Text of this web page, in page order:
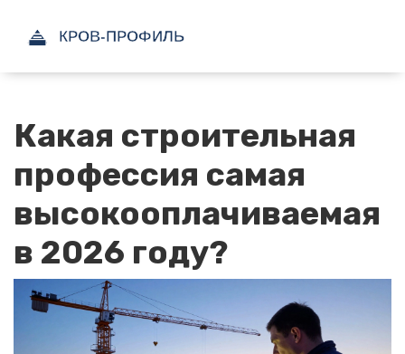
Какая строительная
профессия самая
высокооплачиваемая
в 2026 году?